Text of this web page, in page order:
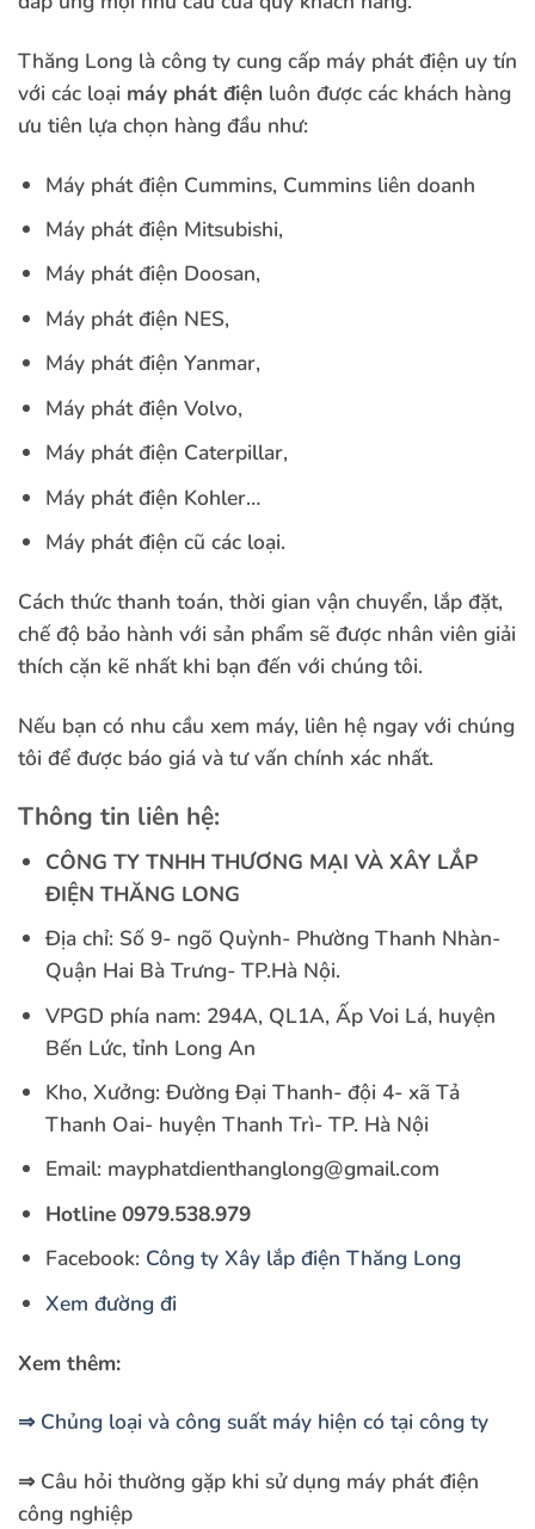
Thăng Long là công ty cung cấp máy phát điện uy tín
với các loại máy phát điện luôn được các khách hàng
ưu tiên lựa chọn hàng đầu như:
Máy phát điện Cummins, Cummins liên doanh
Máy phát điện Mitsubishi,
Máy phát điện Doosan,
Máy phát điện NES,
Máy phát điện Yanmar,
Máy phát điện Volvo,
Máy phát điện Caterpillar,
Máy phát điện Kohler…
Máy phát điện cũ các loại.
Cách thức thanh toán, thời gian vận chuyển, lắp đặt,
chế độ bảo hành với sản phẩm sẽ được nhân viên giải
thích cặn kẽ nhất khi bạn đến với chúng tôi.
Nếu bạn có nhu cầu xem máy, liên hệ ngay với chúng
tôi để được báo giá và tư vấn chính xác nhất.
Thông tin liên hệ:
CÔNG TY TNHH THƯƠNG MẠI VÀ XÂY LẮP
ĐIỆN THĂNG LONG
Địa chỉ: Số 9- ngõ Quỳnh- Phường Thanh Nhàn-
Quận Hai Bà Trưng- TP.Hà Nội.
VPGD phía nam: 294A, QL1A, Ấp Voi Lá, huyện
Bến Lức, tỉnh Long An
Kho, Xưởng: Đường Đại Thanh- đội 4- xã Tả
Thanh Oai- huyện Thanh Trì- TP. Hà Nội
Email: mayphatdienthanglong@gmail.com
Hotline 0979.538.979
Facebook: Công ty Xây lắp điện Thăng Long
Xem đường đi
Xem thêm:
⇒ Chủng loại và công suất máy hiện có tại công ty
⇒ Câu hỏi thường gặp khi sử dụng máy phát điện
công nghiệp